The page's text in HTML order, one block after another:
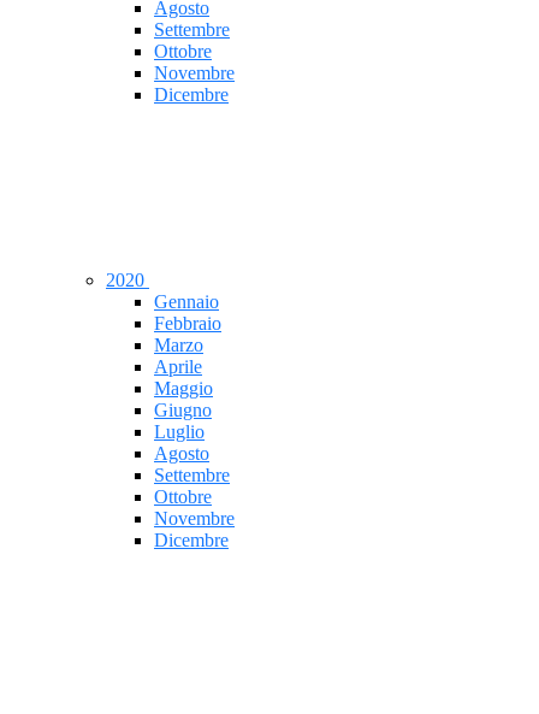
Agosto
Settembre
Ottobre
Novembre
Dicembre
2020
Gennaio
Febbraio
Marzo
Aprile
Maggio
Giugno
Luglio
Agosto
Settembre
Ottobre
Novembre
Dicembre